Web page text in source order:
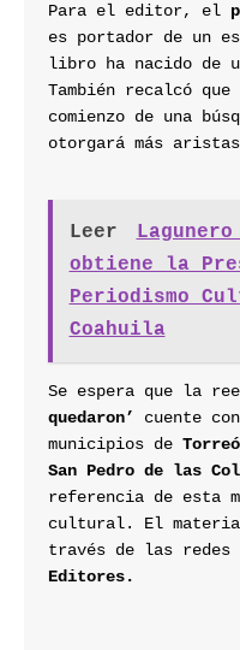
Para el editor, el
es portador de un
libro ha nacido de
También recalcó
comienzo de una
otorgará más
Leer
obtiene la
Periodismo
Coahuila
Se espera que la
quedaron’ cuente
municipios de
San Pedro de las
referencia de esta
cultural. El
través de las redes
Editores.